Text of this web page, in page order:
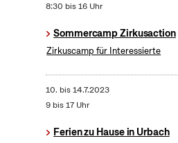
8:30 bis 16 Uhr
Sommercamp Zirkusaction
Zirkuscamp für Interessierte
10. bis14.7.2023
9 bis 17 Uhr
Ferien zu Hause in Urbach